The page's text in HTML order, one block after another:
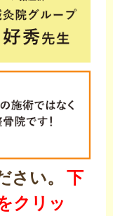
さい。
下
クリッ